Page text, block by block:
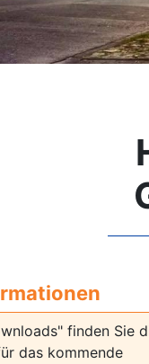
finden Sie
das kommende